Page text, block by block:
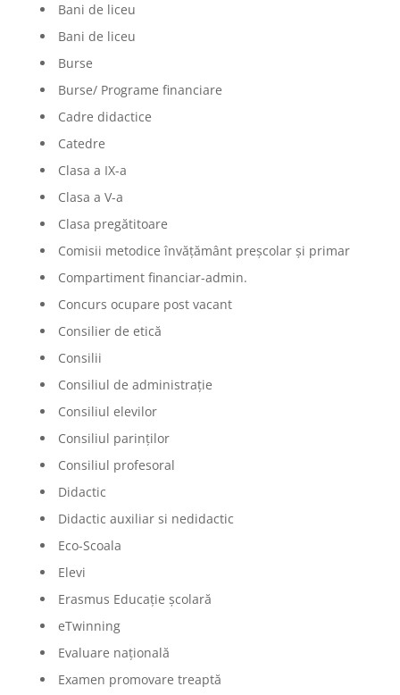
Bani de liceu
Bani de liceu
Burse
Burse/ Programe financiare
Cadre didactice
Catedre
Clasa a IX-a
Clasa a V-a
Clasa pregătitoare
Comisii metodice învățământ preșcolar și primar
Compartiment financiar-admin.
Concurs ocupare post vacant
Consilier de etică
Consilii
Consiliul de administrație
Consiliul elevilor
Consiliul parinților
Consiliul profesoral
Didactic
Didactic auxiliar si nedidactic
Eco-Scoala
Elevi
Erasmus Educație școlară
eTwinning
Evaluare națională
Examen promovare treaptă